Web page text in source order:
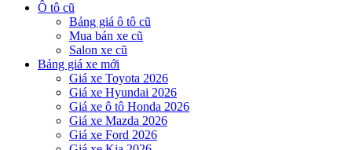
Ô tô cũ
Bảng giá ô tô cũ
Mua bán xe cũ
Salon xe cũ
Bảng giá xe mới
Giá xe Toyota 2026
Giá xe Hyundai 2026
Giá xe ô tô Honda 2026
Giá xe Mazda 2026
Giá xe Ford 2026